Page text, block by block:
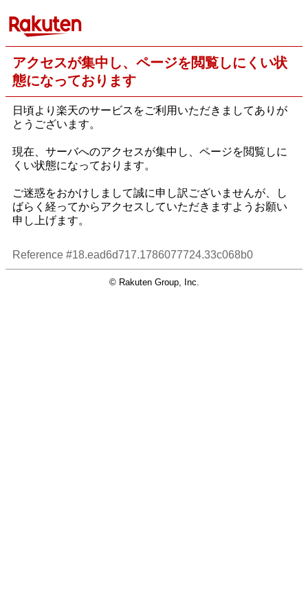
アクセスが集中し、ページを閲覧しにくい状
態になっております
日頃より楽天のサービスをご利用いただきましてありが
とうございます。
現在、サーバへのアクセスが集中し、ページを閲覧しに
くい状態になっております。
ご迷惑をおかけしまして誠に申し訳ございませんが、し
ばらく経ってからアクセスしていただきますようお願い
申し上げます。
Reference #18.ead6d717.1786077724.33c068b0
© Rakuten Group, Inc.